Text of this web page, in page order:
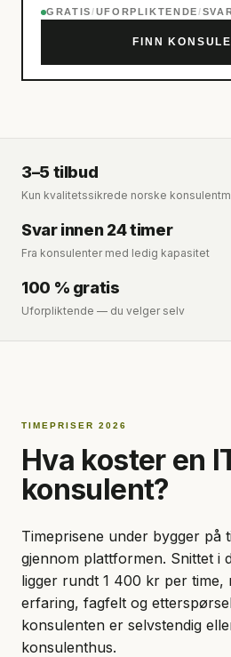
GRATIS/UFORPLIKTENDE/
FINN
3–5 tilbud
Kun kvalitetssikrede norske
Svar innen 24 timer
Fra konsulenter med ledig kapasitet
100 % gratis
Uforpliktende — du velger selv
TIMEPRISER 2026
Hva koster en
konsulent?
Timeprisene under bygger på
gjennom plattformen. Snittet i
ligger rundt 1 400 kr per time,
erfaring, fagfelt og
konsulenten er selvstendig
konsulenthus.